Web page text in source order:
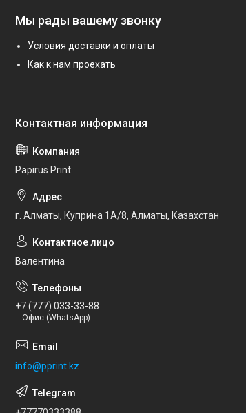
Мы рады вашему звонку
Условия доставки и оплаты
Как к нам проехать
Papirus Print
г. Алматы, Куприна 1А/8, Алматы, Казахстан
Валентина
+7 (777) 033-33-88
Офис (WhatsApp)
info@pprint.kz